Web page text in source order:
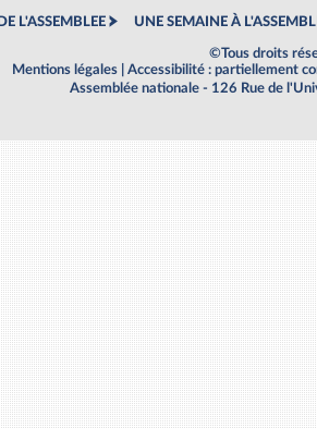
L'ASSEMBLEE UNE SEMAINE À
©Tous droits
Mentions légales
Accessibilité : partiellement
Assemblée nationale - 126 Rue de